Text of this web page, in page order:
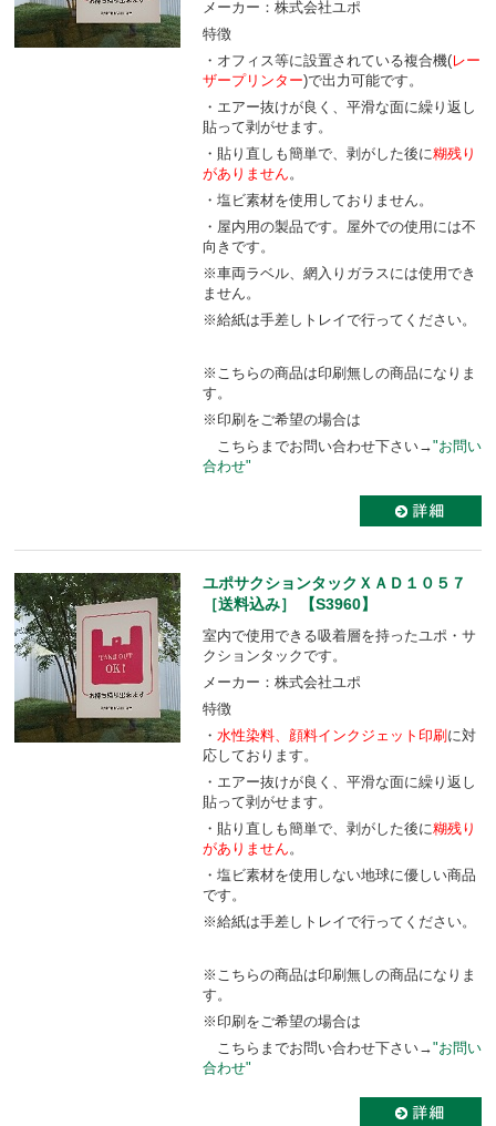
メーカー：株式会社ユポ
特徴
・オフィス等に設置されている複合機(レー
ザープリンター)で出力可能です。
・エアー抜けが良く、平滑な面に繰り返し
貼って剥がせます。
・貼り直しも簡単で、剥がした後に糊残り
がありません。
・塩ビ素材を使用しておりません。
・屋内用の製品です。屋外での使用には不
向きです。
※車両ラベル、網入りガラスには使用でき
ません。
※給紙は手差しトレイで行ってください。
※こちらの商品は印刷無しの商品になりま
す。
※印刷をご希望の場合は
こちらまでお問い合わせ下さい→"お問い
合わせ"
ユポサクションタックＸＡＤ１０５７
［送料込み］ 【S3960】
室内で使用できる吸着層を持ったユポ・サ
クションタックです。
メーカー：株式会社ユポ
特徴
・ 水性染料、顔料インクジェット印刷 に対
応しております。
・エアー抜けが良く、平滑な面に繰り返し
貼って剥がせます。
・貼り直しも簡単で、剥がした後に糊残り
がありません。
・塩ビ素材を使用しない地球に優しい商品
です。
※給紙は手差しトレイで行ってください。
※こちらの商品は印刷無しの商品になりま
す。
※印刷をご希望の場合は
こちらまでお問い合わせ下さい→"お問い
合わせ"